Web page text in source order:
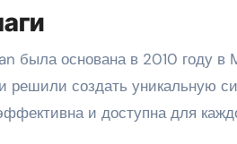
была основана в 2010 году в
решили создать уникальную
и доступна для